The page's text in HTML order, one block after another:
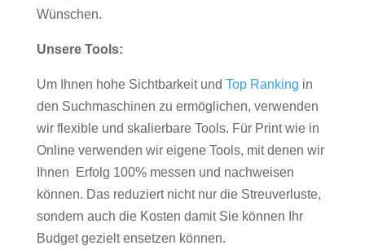
Wünschen.
Unsere Tools:
Um Ihnen hohe Sichtbarkeit und Top Ranking in
den Suchmaschinen zu ermöglichen, verwenden
wir flexible und skalierbare Tools. Für Print wie in
Online verwenden wir eigene Tools, mit denen wir
Ihnen Erfolg 100% messen und nachweisen
können. Das reduziert nicht nur die Streuverluste,
sondern auch die Kosten damit Sie können Ihr
Budget gezielt ensetzen können.